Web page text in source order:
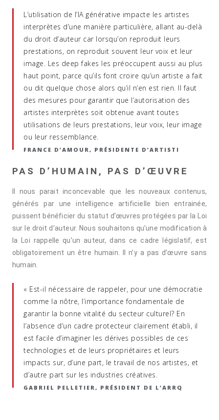
L’utilisation de l’IA générative impacte les artistes
interprètes d’une manière particulière, allant au-delà
du droit d’auteur car lorsqu’on reproduit leurs
prestations, on reproduit souvent leur voix et leur
image. Les deep fakes les préoccupent aussi au plus
haut point, parce qu’ils font croire qu’un artiste a fait
ou dit quelque chose alors qu’il n’en est rien. Il faut
des mesures pour garantir que l’autorisation des
artistes interprètes soit obtenue avant toutes
utilisations de leurs prestations, leur voix, leur image
ou leur ressemblance.
FRANCE D’AMOUR, PRÉSIDENTE D’ARTISTI
PAS D’HUMAIN, PAS D’ŒUVRE
Il nous parait inconcevable que les nouveaux contenus,
générés par une intelligence artificielle bien entrainée,
puissent bénéficier du statut d’œuvres protégées par la Loi
sur le droit d’auteur. Nous souhaitons qu’une modification à
la Loi rappelle qu’un auteur, dans ce cadre législatif, est
obligatoirement un être humain. Il n’y a pas d’œuvre sans
humain.
« Est-il nécessaire de rappeler, pour une démocratie
comme la nôtre, l’importance fondamentale de
garantir la bonne vitalité du secteur culturel? En
l’absence d’un cadre protecteur clairement établi, il
est facile d’imaginer les dérives possibles de ces
technologies et de leurs propriétaires et leurs
impacts sur, d’une part, le travail de nos artistes, et
d’autre part sur les industries créatives.
GABRIEL PELLETIER, PRÉSIDENT DE L’ARRQ